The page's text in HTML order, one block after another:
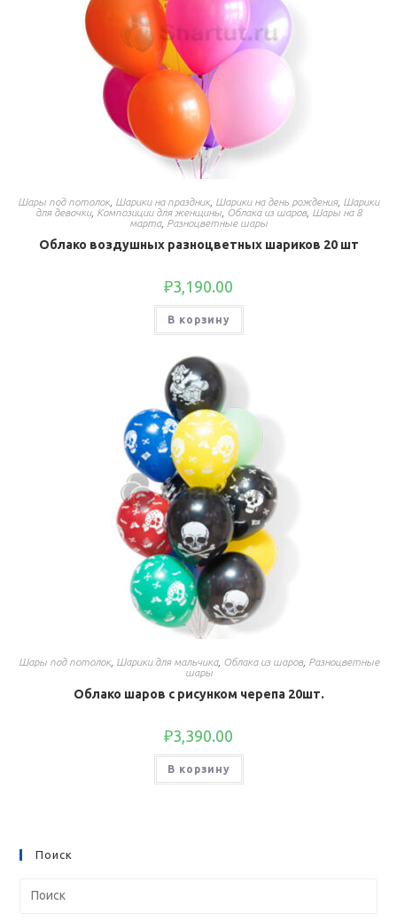
Шары под потолок, Шарики на праздник, Шарики на день рождения, Шарики
для девочки, Композиции для женщины, Облака из шаров, Шары на 8
марта, Разноцветные шары
Облако воздушных разноцветных шариков 20 шт
₽3,190.00
В корзину
Шары под потолок, Шарики для мальчика, Облака из шаров, Разноцветные
шары
Облако шаров с рисунком черепа 20шт.
₽3,390.00
В корзину
Поиск